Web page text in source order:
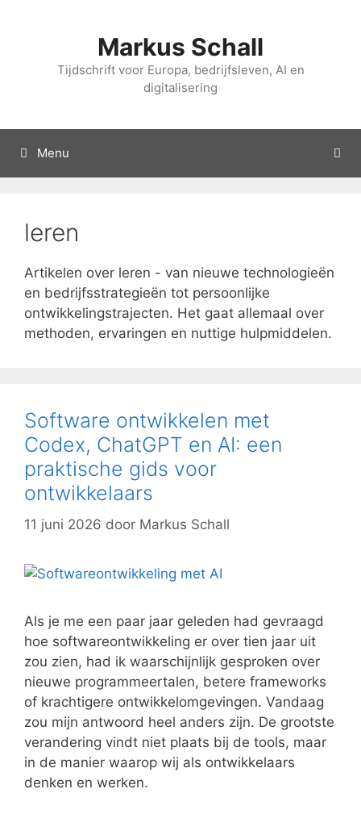
Markus Schall
Tijdschrift voor Europa, bedrijfsleven, AI en
digitalisering
Menu
leren
Artikelen over leren - van nieuwe technologieën
en bedrijfsstrategieën tot persoonlijke
ontwikkelingstrajecten. Het gaat allemaal over
methoden, ervaringen en nuttige hulpmiddelen.
Software ontwikkelen met
Codex, ChatGPT en AI: een
praktische gids voor
ontwikkelaars
11 juni 2026 door Markus Schall
Als je me een paar jaar geleden had gevraagd
hoe softwareontwikkeling er over tien jaar uit
zou zien, had ik waarschijnlijk gesproken over
nieuwe programmeertalen, betere frameworks
of krachtigere ontwikkelomgevingen. Vandaag
zou mijn antwoord heel anders zijn. De grootste
verandering vindt niet plaats bij de tools, maar
in de manier waarop wij als ontwikkelaars
denken en werken.